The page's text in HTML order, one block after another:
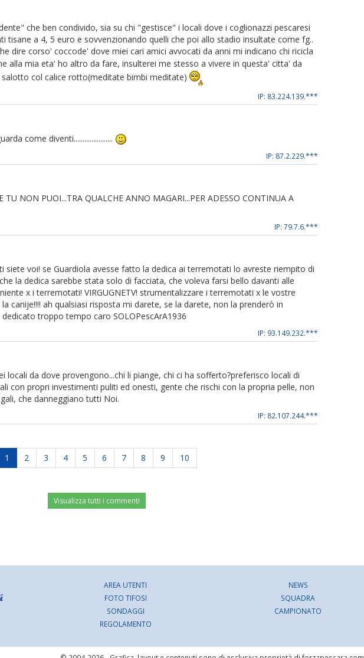
che ben condivido, sia su chi "gestisce" i locali dove i coglionazzi pescaresi
tisane a 4, 5 euro e sovvenzionando quelli che poi allo stadio insultate come fg..
dire corso' coccode' dove miei cari amici avvocati da anni mi indicano chi ricicla
alla mia eta' ho altro da fare, insulterei me stesso a vivere in questa' citta' da
col calice rotto(meditate bimbi meditate)
IP: 83.224.139.***
come diventi......................
IP: 87.2.229.***
TU NON PUOI...TRA QUALCHE ANNO MAGARI...PER ADESSO CONTINUA A
IP: 79.7.6.***
siete voi! se Guardiola avesse fatto la dedica ai terremotati lo avreste riempito di
la dedica sarebbe stata solo di facciata, che voleva farsi bello davanti alle
x i terremotati! VIRGUGNETV! strumentalizzare i terremotati x le vostre
canije!!!! ah qualsiasi risposta mi darete, se la darete, non la prenderò in
troppo tempo caro SOLOPescArA1936
IP: 93.149.232.***
locali da dove provengono...chi li piange, chi ci ha sofferto?preferisco locali di
con propri investimenti puliti ed onesti, gente che rischi con la propria pelle, non
che danneggiano tutti Noi.
IP: 82.107.244.***
1 2 3 4 5 6 7 8 9 10
Visualizza tutti i commenti
AREA UTENTI
FOTO TIFOSI
SONDAGGI
REGOLAMENTO
NEWS
SQUADRA
CAMPIONATO